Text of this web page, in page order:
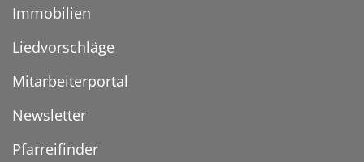
Immobilien
Liedvorschläge
Mitarbeiterportal
Newsletter
Pfarreifinder